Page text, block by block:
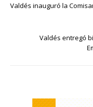
Valdés inauguró la
Valdés entregó